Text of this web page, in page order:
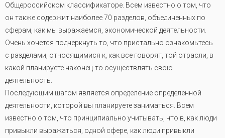
Общероссийском классификаторе. Всем известно о том, что
он также содержит наиболее 70 разделов, объединенных по
сферам, как мы выражаемся, экономической деятельности.
Очень хочется подчеркнуть то, что пристально ознакомьтесь
с разделами, относящимися к, как все говорят, той отрасли, в
какой планируете наконец-то осуществлять свою
деятельность.
Последующим шагом является определение определенной
деятельности, которой вы планируете заниматься. Всем
известно о том, что принципиально учитывать, что в, как люди
привыкли выражаться, одной сфере, как люди привыкли